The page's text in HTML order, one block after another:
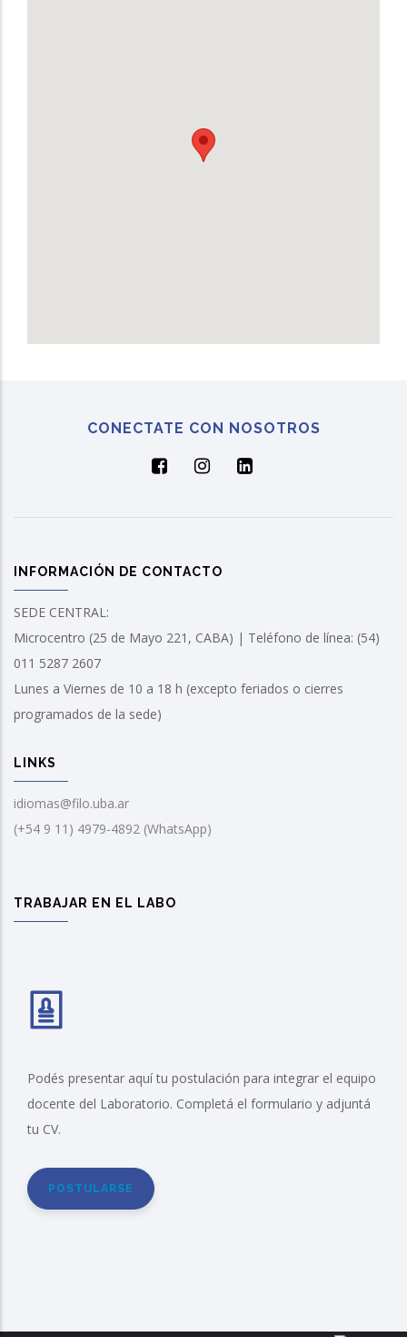
CONECTATE CON NOSOTROS
INFORMACIÓN DE CONTACTO
SEDE CENTRAL:
Microcentro (25 de Mayo 221, CABA) | Teléfono de línea: (54)
011 5287 2607
Lunes a Viernes de 10 a 18 h (excepto feriados o cierres
programados de la sede)
LINKS
idiomas@filo.uba.ar
(+54 9 11) 4979-4892 (WhatsApp)
TRABAJAR EN EL LABO
Podés presentar aquí tu postulación para integrar el equipo
docente del Laboratorio. Completá el formulario y adjuntá
tu CV.
POSTULARSE